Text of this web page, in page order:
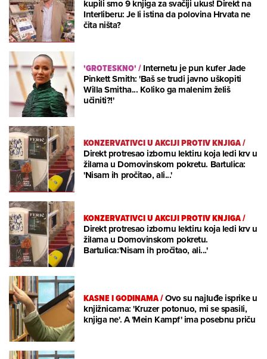
kupili smo 9 knjiga za svačiji ukus! Direkt na
Interliberu: Je li istina da polovina Hrvata ne
čita ništa?
'GROTESKNO'/Internetu je pun kufer Jade
Pinkett Smith: 'Baš se trudi javno uškopiti
Willa Smitha... Koliko ga malenim želiš
učiniti?!'
KONZERVATIVCI U AKCIJI PROTIV KNJIGA/
Direkt protresao izbornu lektiru koja ledi krv u
žilama u Domovinskom pokretu. Bartulica:
'Nisam ih pročitao, ali...'
KONZERVATIVCI U AKCIJI PROTIV KNJIGA/
Direkt protresao izbornu lektiru koja ledi krv u
žilama u Domovinskom pokretu.
Bartulica:'Nisam ih pročitao, ali...'
KASNE I GODINAMA/Ovo su najluđe isprike u
knjižnicama: 'Kruzer potonuo, mi se spasili,
knjiga ne'. A 'Mein Kampf' ima posebnu priču